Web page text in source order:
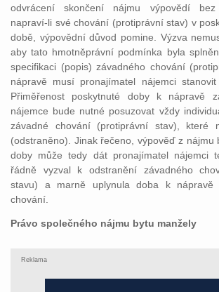
odvrácení skončení nájmu výpovědí
napraví-li své chování (protiprávní stav) v
době, výpovědní důvod pomine. Výzva
aby tato hmotněprávní podmínka byla
specifikaci (popis) závadného chování
nápravě musí pronajímatel nájemci stanovit
Přiměřenost poskytnuté doby k nápravě
nájemce bude nutné posuzovat vždy
závadné chování (protiprávní stav), které
(odstraněno). Jinak řečeno, výpověď z nájmu
doby může tedy dát pronajímatel nájemci
řádně vyzval k odstranění závadného
stavu) a marně uplynula doba k nápravě
chování.
Právo společného nájmu bytu manžely
Reklama